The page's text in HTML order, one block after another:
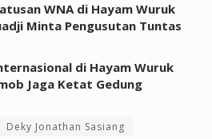
WNA di Hayam Wuruk
Minta Pengusutan Tuntas
di Hayam Wuruk
Jaga Ketat Gedung
Deky Jonathan Sasiang